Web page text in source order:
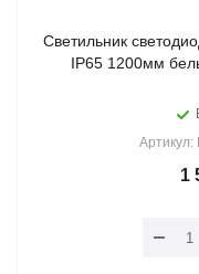
Светильник
IP65 1200мм
Артикул:
1